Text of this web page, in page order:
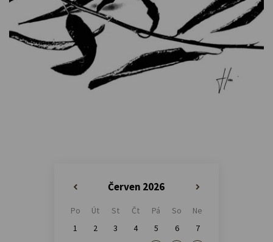
Červen 2026
Po Út St Čt Pá So
Ne
1
2 3 4 5 6
7